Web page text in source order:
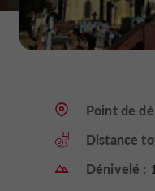
Point de
Distance
Dénivelé :